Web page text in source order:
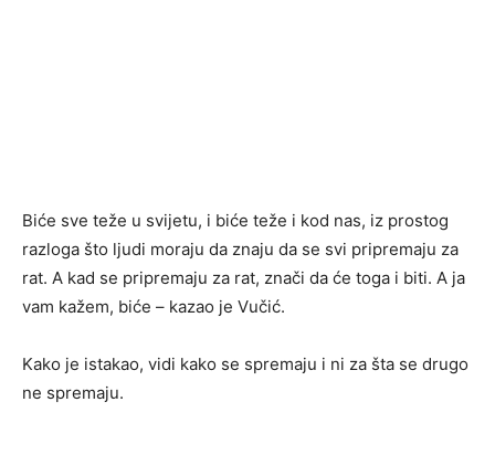
Biće sve teže u svijetu, i biće teže i kod nas, iz prostog
razloga što ljudi moraju da znaju da se svi pripremaju za
rat. A kad se pripremaju za rat, znači da će toga i biti. A ja
vam kažem, biće – kazao je Vučić.
Kako je istakao, vidi kako se spremaju i ni za šta se drugo
ne spremaju.